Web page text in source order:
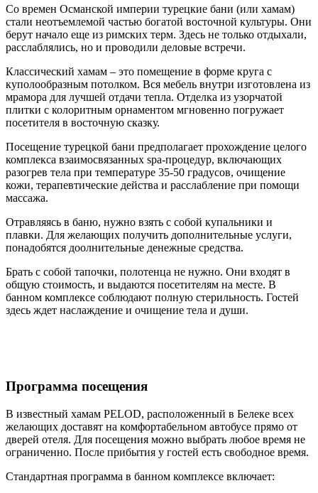
Со времен Османской империи турецкие бани (или хамам)
стали неотъемлемой частью богатой восточной культуры. Они
берут начало еще из римских терм. Здесь не только отдыхали,
расслаблялись, но и проводили деловые встречи.
Классический хамам – это помещение в форме круга с
куполообразным потолком. Вся мебель внутри изготовлена из
мрамора для лучшей отдачи тепла. Отделка из узорчатой
плитки с колоритным орнаментом мгновенно погружает
посетителя в восточную сказку.
Посещение турецкой бани предполагает прохождение целого
комплекса взаимосвязанных spa-процедур, включающих
разогрев тела при температуре 35-50 градусов, очищение
кожи, терапевтические действа и расслабление при помощи
массажа.
Отравляясь в баню, нужно взять с собой купальники и
плавки. Для желающих получить дополнительные услуги,
понадобятся доолнительные денежные средства.
Брать с собой тапочки, полотенца не нужно. Они входят в
общую стоимость, и выдаются посетителям на месте. В
банном комплексе соблюдают полную стерильность. Гостей
здесь ждет наслаждение и очищение тела и души.
Программа посещения
В известный хамам PELOD, расположенный в Белеке всех
желающих доставят на комфортабельном автобусе прямо от
дверей отеля. Для посещения можно выбрать любое время не
ограниченно. После прибытия у гостей есть свободное время.
Стандартная программа в банном комплексе включает: